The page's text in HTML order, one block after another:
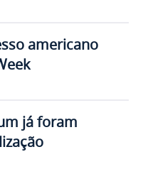
americano
já foram